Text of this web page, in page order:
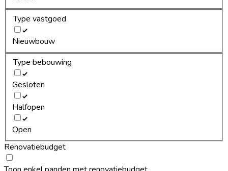
Type vastgoed
Nieuwbouw
Type bebouwing
Gesloten
Halfopen
Open
Renovatiebudget